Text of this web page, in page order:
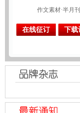
作文素材·半月刊
在线征订 下载